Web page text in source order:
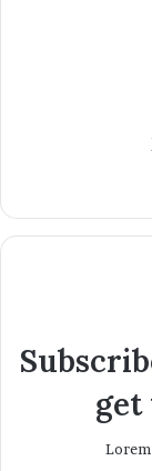
get